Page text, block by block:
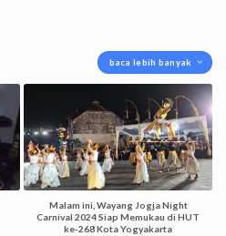
baca lebih banyak
Malam ini, Wayang Jogja Night
Carnival 2024 Siap Memukau di HUT
ke-268 Kota Yogyakarta